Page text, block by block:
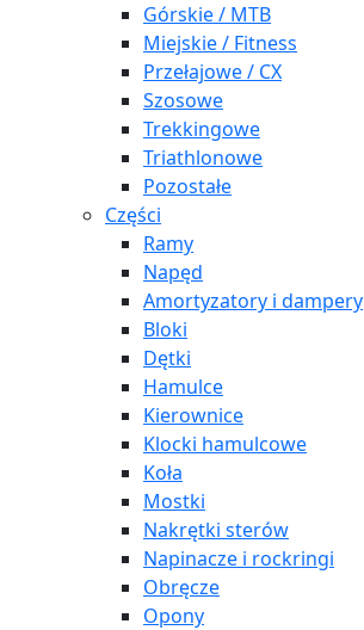
Górskie / MTB
Miejskie / Fitness
Przełajowe / CX
Szosowe
Trekkingowe
Triathlonowe
Pozostałe
Części
Ramy
Napęd
Amortyzatory i dampery
Bloki
Dętki
Hamulce
Kierownice
Klocki hamulcowe
Koła
Mostki
Nakrętki sterów
Napinacze i rockringi
Obręcze
Opony